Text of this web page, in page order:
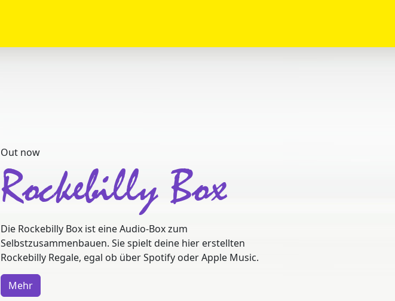
Out now
Rockebilly Box
Die Rockebilly Box ist eine Audio-Box zum
Selbstzusammenbauen. Sie spielt deine hier erstellten
Rockebilly Regale, egal ob über Spotify oder Apple Music.
Mehr